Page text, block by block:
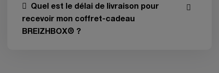
Quel est le délai de livraison pour
recevoir mon coffret-cadeau
BREIZHBOX® ?